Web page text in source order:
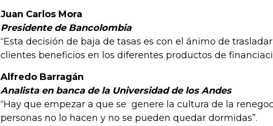
Juan Carlos Mora
Presidente de Bancolombia
“Esta decisión de baja de tasas es con el ánimo de
clientes beneficios en los diferentes productos de
Alfredo Barragán
Analista en banca de la Universidad de los Andes
“Hay que empezar a que se genere la cultura de la
personas no lo hacen y no se pueden quedar dormidas”.